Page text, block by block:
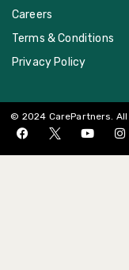
Careers
Terms & Conditions
Privacy Policy
© 2024 CarePartners.